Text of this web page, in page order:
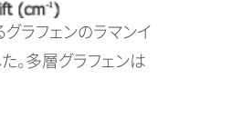
ラフェンのラマンイ
。多層グラフェンは